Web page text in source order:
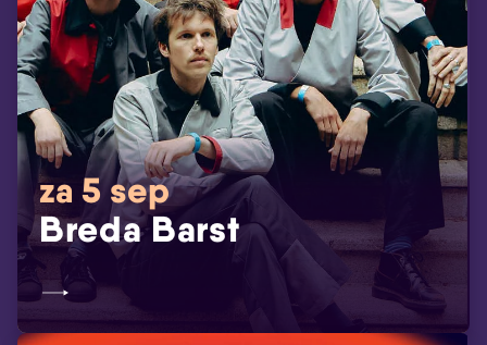
za 5 sep
Breda Barst